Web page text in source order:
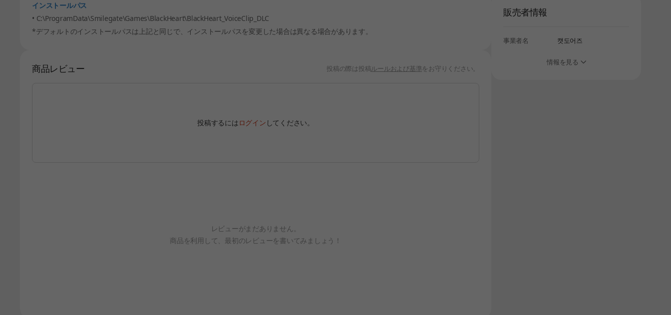
インストールパス
• C:\ProgramData\Smilegate\Games\BlackHeart\BlackHeart_VoiceClip_DLC
*デフォルトのインストールパスは上記と同じで、インストールパスを変更した場合は異なる場合があります。
商品レビュー 投稿の際は投稿ルールおよび基準をお守りください。
投稿するにはログイン してください。
レビューがまだありません。
商品を利用して、最初のレビューを書いてみましょう！
販売者情報
事業者名 캣도어즈
情報を見る